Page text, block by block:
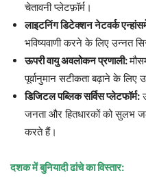
चेतावनी प्लेटफ़ॉर्म।
लाइटनिंग डिटेक्शन नेटवर्क
भविष्यवाणी करने के लिए उन्नत
ऊपरी वायु अवलोकन प्रणाली:
पूर्वानुमान सटीकता बढ़ाने के लिए
डिजिटल पब्लिक सर्विस प्लेटफॉर्म:
जनता और हितधारकों को सुलभ
करते हैं।
दशक में बुनियादी ढांचे का विस्तार: